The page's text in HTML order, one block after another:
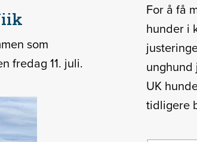
som
fredag 11. juli.
For å få
hunder i
unghund
UK
tidligere